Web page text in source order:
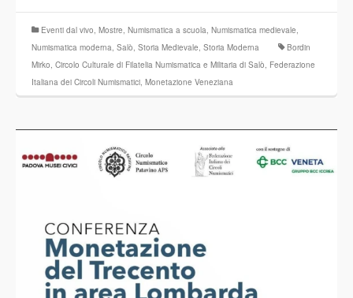
Eventi dal vivo, Mostre, Numismatica a scuola, Numismatica medievale,
Numismatica moderna, Salò, Storia Medievale, Storia Moderna
Bordin
Mirko, Circolo Culturale di Filatelia Numismatica e Militaria di Salò, Federazione
Italiana dei Circoli Numismatici, Monetazione Veneziana